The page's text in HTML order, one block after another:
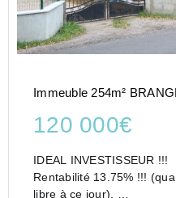
Immeuble 254m²
120 000€
IDEAL INVESTISSEUR !!!
Rentabilité 13.75% !!!
libre à ce jour),